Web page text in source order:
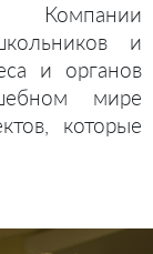
Компании
и
и органов
мире
которые